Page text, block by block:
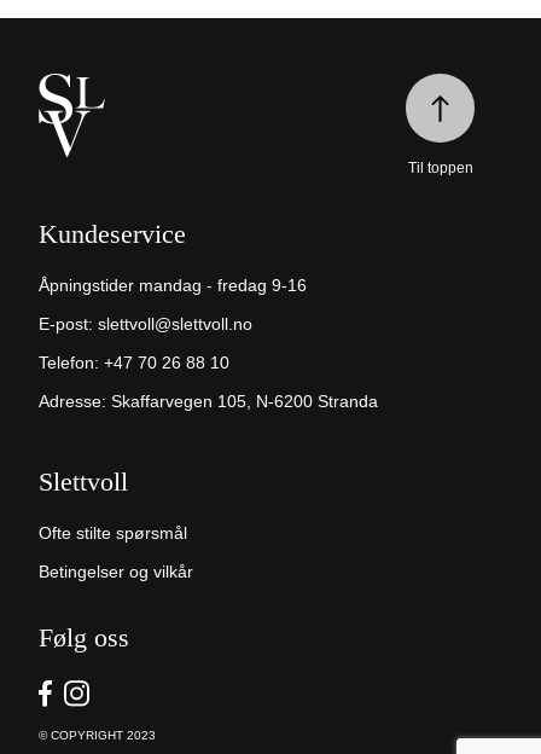
Kundeservice
Åpningstider mandag - fredag 9-16
E-post: slettvoll@slettvoll.no
Telefon: +47 70 26 88 10
Adresse: Skaffarvegen 105, N-6200 Stranda
Slettvoll
Ofte stilte spørsmål
Betingelser og vilkår
Følg oss
© COPYRIGHT 2023
Til toppen